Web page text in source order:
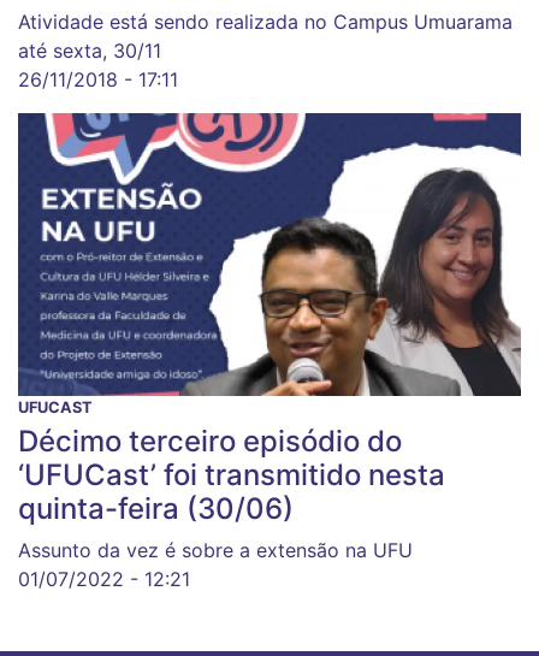
Atividade está sendo realizada no Campus Umuarama
até sexta, 30/11
26/11/2018 - 17:11
UFUCAST
Décimo terceiro episódio do
‘UFUCast’ foi transmitido nesta
quinta-feira (30/06)
Assunto da vez é sobre a extensão na UFU
01/07/2022 - 12:21